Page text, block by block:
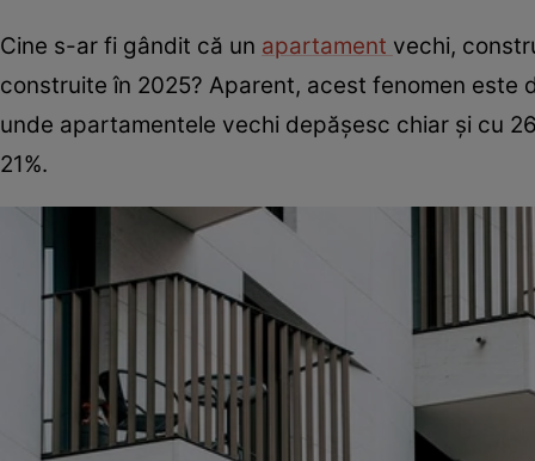
Cine s-ar fi gândit că un apartament vechi,
construite în 2025? Aparent, acest fenomen este
unde apartamentele vechi depășesc chiar și cu
21%.